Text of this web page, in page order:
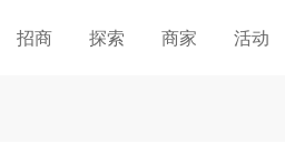
招商 探索 商家 活动